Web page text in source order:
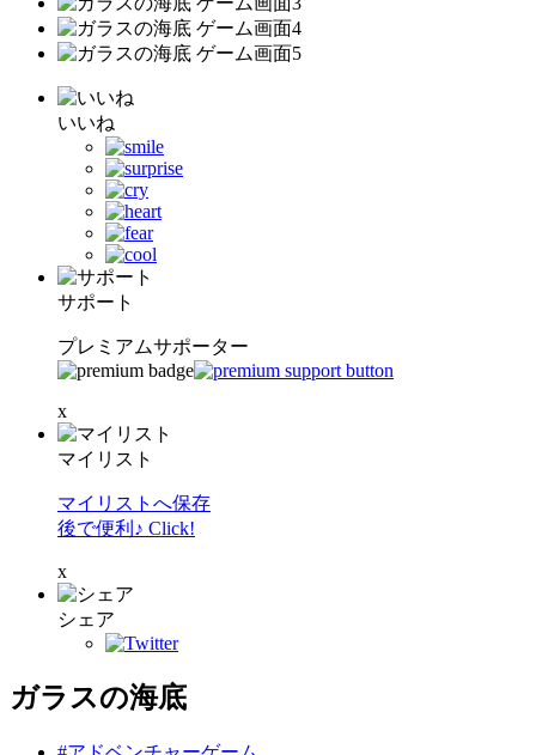
いいね
サポート
プレミアムサポーター
x
マイリスト
マイリストへ保存
後で便利♪ Click!
x
シェア
ガラスの海底